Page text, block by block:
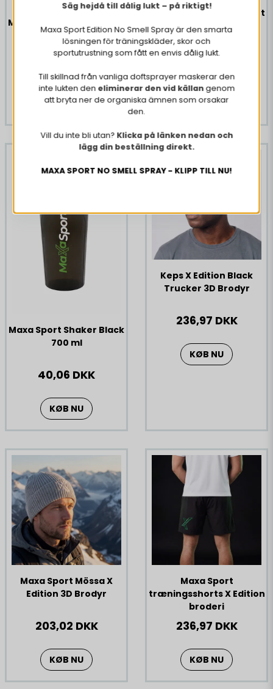
Maxa Sport Edition Agera
No Smell Spray 500 ml
148,7 DKK
KØB NU
Vattenflaska Maxa Sport
1000 ml
40,06 DKK
KØB NU
Maxa Sport Shaker Black
700 ml
40,06 DKK
KØB NU
Keps X Edition Black
Trucker 3D Brodyr
236,97 DKK
KØB NU
Maxa Sport Mössa X
Edition 3D Brodyr
203,02 DKK
KØB NU
Maxa Sport
træningsshorts X Edition
broderi
236,97 DKK
KØB NU
Säg hejdå till dålig lukt – på riktigt!
Maxa Sport Edition No Smell Spray är den smarta
lösningen för träningskläder, skor och
sportutrustning som fått en envis dålig lukt.
Till skillnad från vanliga doftsprayer maskerar den
inte lukten den eliminerar den vid källan genom
att bryta ner de organiska ämnen som orsakar
den.
Vill du inte bli utan? Klicka på länken nedan och
lägg din beställning direkt.
MAXA SPORT NO SMELL SPRAY - KLIPP TILL NU!